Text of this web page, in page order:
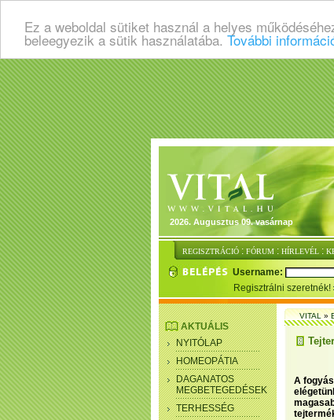
Ez a weboldal sütiket használ a helyes
beleegyezik a sütik használatába. További
2026. Augusztus 09. vasárnap
REGISZTRÁCIÓ : FÓRUM : HÍRLEVÉL :
Username:
Regisztrálni szeretnék!
AKTUÁLIS
NYITÓLAP
HOMEOPÁTIA
DAGANATOS
MEGBETEGEDÉSEK
TERHESSÉG
VITAL»
A